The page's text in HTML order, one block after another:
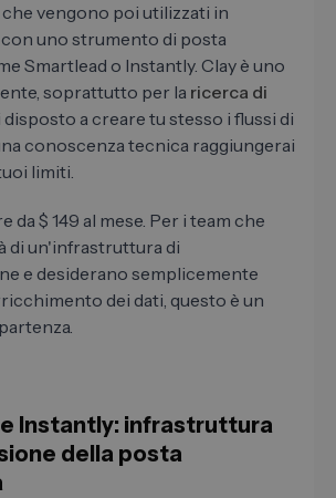
vengono poi utilizzati in
uno strumento di posta
Smartlead o Instantly. Clay è uno
soprattutto per la ricerca di
disposto a creare tu stesso i flussi di
conoscenza tecnica raggiungerai
limiti.
da $ 149 al mese. Per i team che
di un'infrastruttura di
e desiderano semplicemente
dei dati, questo è un
Instantly: infrastruttura
della posta